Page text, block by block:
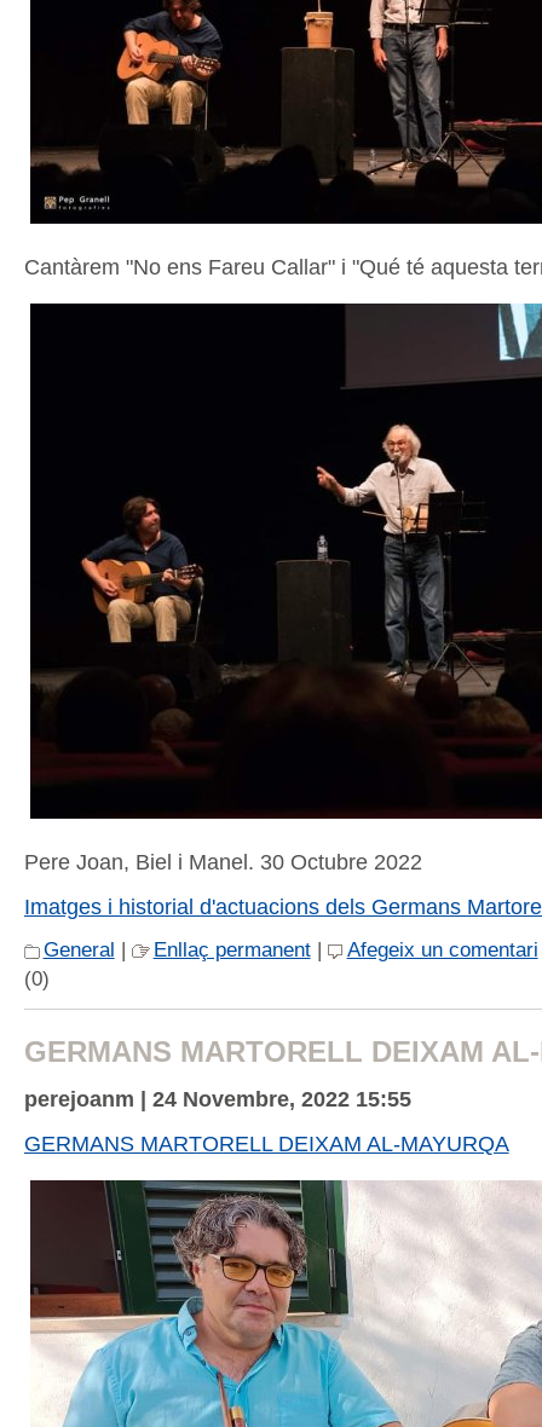
Cantàrem "No ens Fareu Callar" i "Qué té aquesta
Pere Joan, Biel i Manel. 30 Octubre 2022
Imatges i historial d'actuacions dels Germans
General | Enllaç permanent| Afegeix un comentari
(0)
GERMANS MARTORELL DEIXAM
perejoanm | 24 Novembre, 2022 15:55
GERMANS MARTORELL DEIXAM AL-MAYURQA